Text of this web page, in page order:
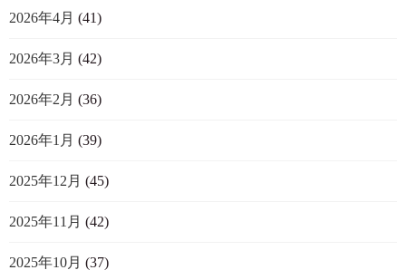
2026年4月 (41)
2026年3月 (42)
2026年2月 (36)
2026年1月 (39)
2025年12月 (45)
2025年11月 (42)
2025年10月 (37)